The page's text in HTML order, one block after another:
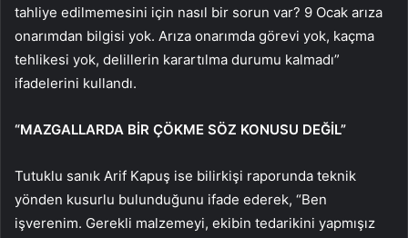
tahliye edilmemesini için nasıl bir sorun var? 9 Ocak arıza
onarımdan bilgisi yok. Arıza onarımda görevi yok, kaçma
tehlikesi yok, delillerin karartılma durumu kalmadı”
ifadelerini kullandı.
“MAZGALLARDA BİR ÇÖKME SÖZ KONUSU DEĞİL”
Tutuklu sanık Arif Kapuş ise bilirkişi raporunda teknik
yönden kusurlu bulunduğunu ifade ederek, “Ben
işverenim. Gerekli malzemeyi, ekibin tedarikini yapmışız